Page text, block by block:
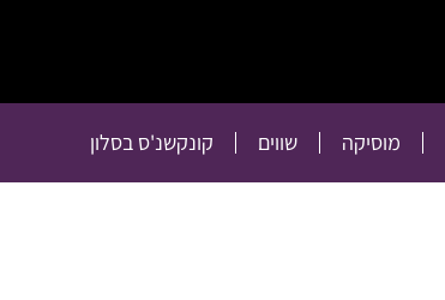
מוסיקה שווים קונקשנ'ס בסלון